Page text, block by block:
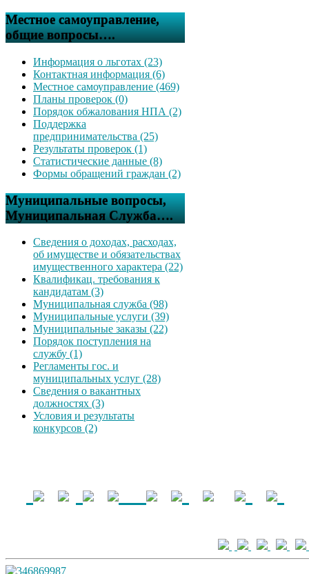
Местное самоуправление,
общие вопросы….
Информация о льготах (23)
Контактная информация (6)
Местное самоуправление (469)
Планы проверок (0)
Порядок обжалования НПА (2)
Поддержка
предпринимательства (25)
Результаты проверок (1)
Статистические данные (8)
Формы обращений граждан (2)
Муниципальные вопросы,
Муниципальная Служба….
Сведения о доходах, расходах,
об имуществе и обязательствах
имущественного характера (22)
Квалификац. требования к
кандидатам (3)
Муниципальная служба (98)
Муниципальные услуги (39)
Муниципальные заказы (22)
Порядок поступления на
службу (1)
Регламенты гос. и
муниципальных услуг (28)
Сведения о вакантных
должностях (3)
Условия и результаты
конкурсов (2)